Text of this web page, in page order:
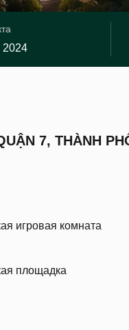
2024
7, THÀNH
игровая комната
площадка